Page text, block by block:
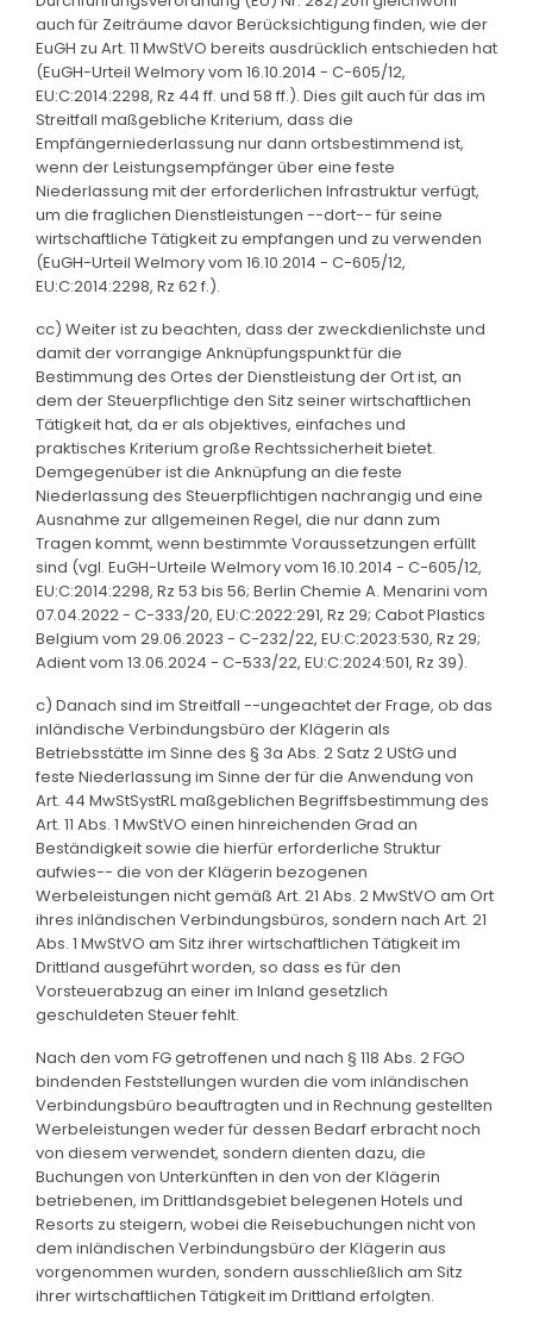
auch für Zeiträume davor Berücksichtigung finden, wie der
EuGH zu Art. 11 MwStVO bereits ausdrücklich entschieden hat
(EuGH-Urteil Welmory vom 16.10.2014 - C-605/12,
EU:C:2014:2298, Rz 44 ff. und 58 ff.). Dies gilt auch für das im
Streitfall maßgebliche Kriterium, dass die
Empfängerniederlassung nur dann ortsbestimmend ist,
wenn der Leistungsempfänger über eine feste
Niederlassung mit der erforderlichen Infrastruktur verfügt,
um die fraglichen Dienstleistungen --dort-- für seine
wirtschaftliche Tätigkeit zu empfangen und zu verwenden
(EuGH-Urteil Welmory vom 16.10.2014 - C-605/12,
EU:C:2014:2298, Rz 62 f.).
cc) Weiter ist zu beachten, dass der zweckdienlichste und
damit der vorrangige Anknüpfungspunkt für die
Bestimmung des Ortes der Dienstleistung der Ort ist, an
dem der Steuerpflichtige den Sitz seiner wirtschaftlichen
Tätigkeit hat, da er als objektives, einfaches und
praktisches Kriterium große Rechtssicherheit bietet.
Demgegenüber ist die Anknüpfung an die feste
Niederlassung des Steuerpflichtigen nachrangig und eine
Ausnahme zur allgemeinen Regel, die nur dann zum
Tragen kommt, wenn bestimmte Voraussetzungen erfüllt
sind (vgl. EuGH-Urteile Welmory vom 16.10.2014 - C-605/12,
EU:C:2014:2298, Rz 53 bis 56; Berlin Chemie A. Menarini vom
07.04.2022 - C-333/20, EU:C:2022:291, Rz 29; Cabot Plastics
Belgium vom 29.06.2023 - C-232/22, EU:C:2023:530, Rz 29;
Adient vom 13.06.2024 - C-533/22, EU:C:2024:501, Rz 39).
c) Danach sind im Streitfall --ungeachtet der Frage, ob das
inländische Verbindungsbüro der Klägerin als
Betriebsstätte im Sinne des § 3a Abs. 2 Satz 2 UStG und
feste Niederlassung im Sinne der für die Anwendung von
Art. 44 MwStSystRL maßgeblichen Begriffsbestimmung des
Art. 11 Abs. 1 MwStVO einen hinreichenden Grad an
Beständigkeit sowie die hierfür erforderliche Struktur
aufwies-- die von der Klägerin bezogenen
Werbeleistungen nicht gemäß Art. 21 Abs. 2 MwStVO am Ort
ihres inländischen Verbindungsbüros, sondern nach Art. 21
Abs. 1 MwStVO am Sitz ihrer wirtschaftlichen Tätigkeit im
Drittland ausgeführt worden, so dass es für den
Vorsteuerabzug an einer im Inland gesetzlich
geschuldeten Steuer fehlt.
Nach den vom FG getroffenen und nach § 118 Abs. 2 FGO
bindenden Feststellungen wurden die vom inländischen
Verbindungsbüro beauftragten und in Rechnung gestellten
Werbeleistungen weder für dessen Bedarf erbracht noch
von diesem verwendet, sondern dienten dazu, die
Buchungen von Unterkünften in den von der Klägerin
betriebenen, im Drittlandsgebiet belegenen Hotels und
Resorts zu steigern, wobei die Reisebuchungen nicht von
dem inländischen Verbindungsbüro der Klägerin aus
vorgenommen wurden, sondern ausschließlich am Sitz
ihrer wirtschaftlichen Tätigkeit im Drittland erfolgten.